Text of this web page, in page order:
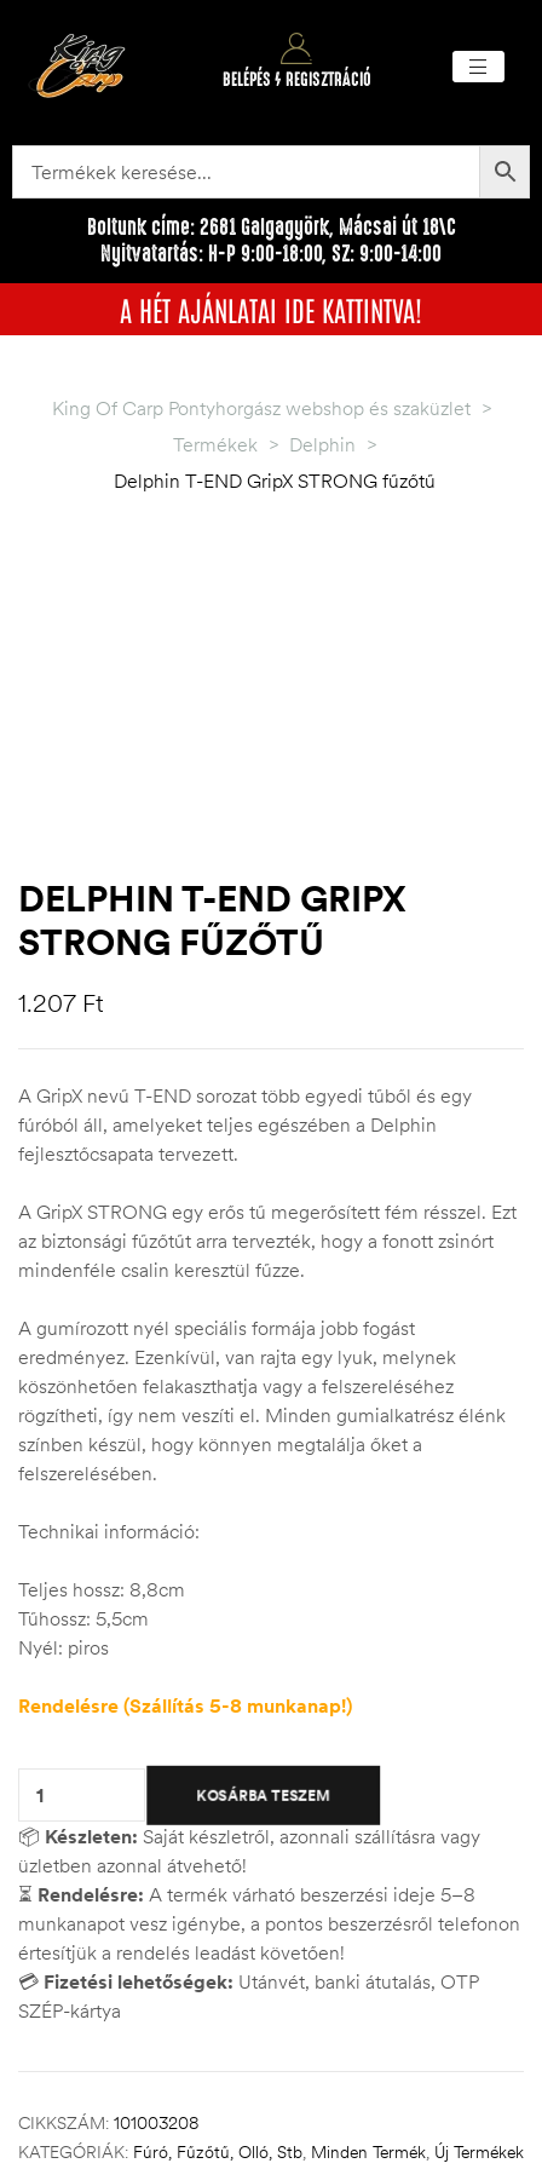
BELÉPÉS / REGISZTRÁCIÓ
Boltunk címe: 2681 Galgagyörk, Mácsai út 18\C
Nyitvatartás: H-P 9:00-18:00, SZ: 9:00-14:00
A HÉT AJÁNLATAI IDE KATTINTVA!
King Of Carp Pontyhorgász webshop és szaküzlet >
Termékek > Delphin >
Delphin T-END GripX STRONG fűzőtű
DELPHIN T-END GRIPX
STRONG FŰZŐTŰ
1.207 Ft
A GripX nevű T-END sorozat több egyedi tűből és egy
fúróból áll, amelyeket teljes egészében a Delphin
fejlesztőcsapata tervezett.
A GripX STRONG egy erős tű megerősített fém résszel. Ezt
az biztonsági fűzőtűt arra tervezték, hogy a fonott zsinórt
mindenféle csalin keresztül fűzze.
A gumírozott nyél speciális formája jobb fogást
eredményez. Ezenkívül, van rajta egy lyuk, melynek
köszönhetően felakaszthatja vagy a felszereléséhez
rögzítheti, így nem veszíti el. Minden gumialkatrész élénk
színben készül, hogy könnyen megtalálja őket a
felszerelésében.
Technikai információ:
Teljes hossz: 8,8cm
Tűhossz: 5,5cm
Nyél: piros
Rendelésre (Szállítás 5-8 munkanap!)
KOSÁRBA TESZEM
📦 Készleten: Saját készletről, azonnali szállításra vagy
üzletben azonnal átvehető!
⏳ Rendelésre: A termék várható beszerzési ideje 5–8
munkanapot vesz igénybe, a pontos beszerzésről telefonon
értesítjük a rendelés leadást követően!
💳 Fizetési lehetőségek: Utánvét, banki átutalás, OTP
SZÉP-kártya
CIKKSZÁM: 101003208
KATEGÓRIÁK: Fúró, Fűzőtű, Olló, Stb, Minden Termék, Új Termékek